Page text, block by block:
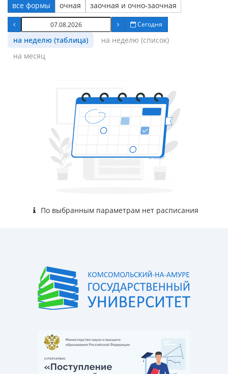
все формы очная заочная и очно-заочная
Сегодня
на неделю (таблица)
на неделю (список)
на месяц
По выбранным параметрам нет расписания